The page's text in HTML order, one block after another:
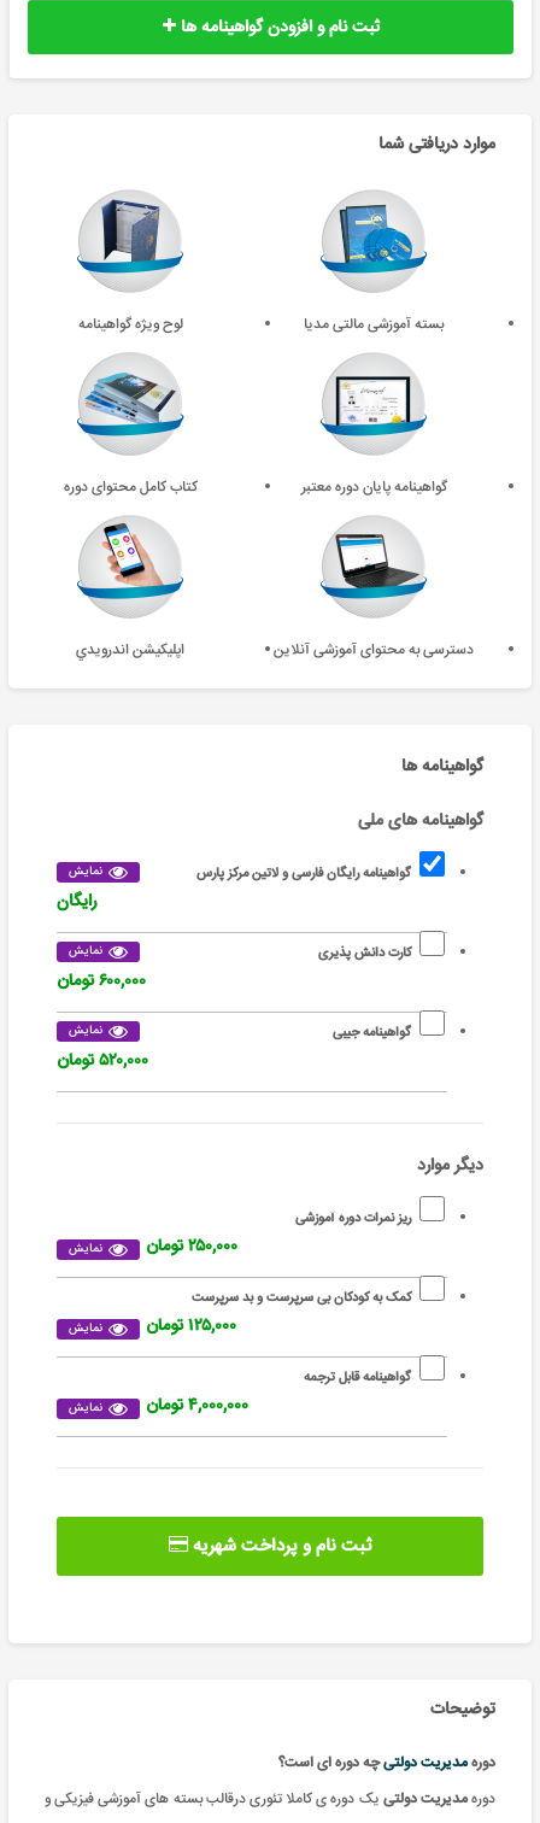
ثبت نام و افزودن گواهینامه ها
موارد دریافتی شما
بسته آموزشی مالتی مدیا لوح ویژه گواهینامه
گواهینامه پایان دوره معتبر کتاب کامل محتوای دوره
دسترسی به محتوای آموزشی آنلاین اپليکيشن اندرويدي
گواهینامه ها
گواهینامه های ملی
گواهینامه رایگان فارسی و لاتین مرکز پارس نمایش
رایگان
کارت دانش پذیری نمایش
۶۰۰,۰۰۰ تومان
گواهینامه جیبی نمایش
۵۲۰,۰۰۰ تومان
دیگر موارد
ریز نمرات دوره آموزشی
نمایش ۲۵۰,۰۰۰ تومان
کمک به کودکان بی سرپرست و بد سرپرست
نمایش ۱۲۵,۰۰۰ تومان
گواهینامه قابل ترجمه
نمایش ۴,۰۰۰,۰۰۰ تومان
ثبت نام و پرداخت شهریه
توضیحات
دورهمدیریت دولتیچه دوره ای است؟
دورهمدیریت دولتی یک دوره ی کاملا تئوری درقالب بسته های آموزشی فیزیکی و